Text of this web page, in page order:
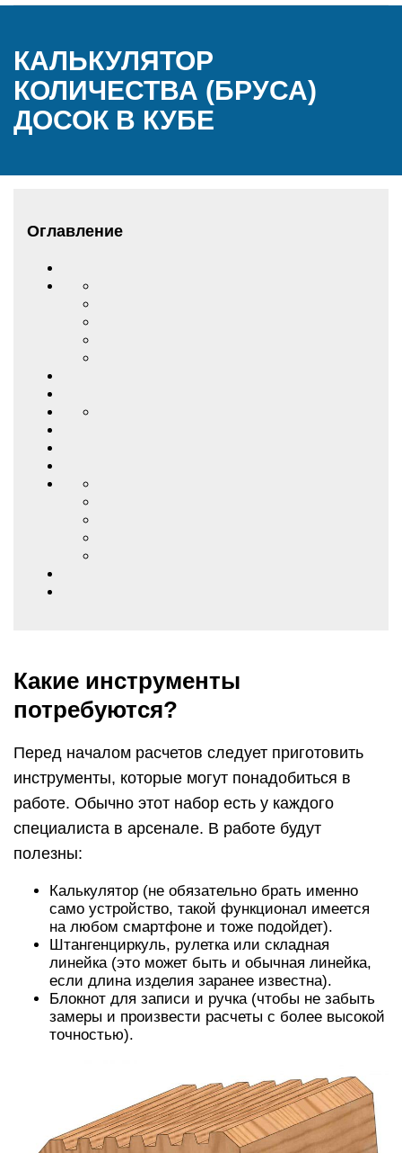
КАЛЬКУЛЯТОР
КОЛИЧЕСТВА (БРУСА)
ДОСОК В КУБЕ
Оглавление
Какие инструменты
потребуются?
Перед началом расчетов следует приготовить
инструменты, которые могут понадобиться в
работе. Обычно этот набор есть у каждого
специалиста в арсенале. В работе будут
полезны:
Калькулятор (не обязательно брать именно
само устройство, такой функционал имеется
на любом смартфоне и тоже подойдет).
Штангенциркуль, рулетка или складная
линейка (это может быть и обычная линейка,
если длина изделия заранее известна).
Блокнот для записи и ручка (чтобы не забыть
замеры и произвести расчеты с более высокой
точностью).